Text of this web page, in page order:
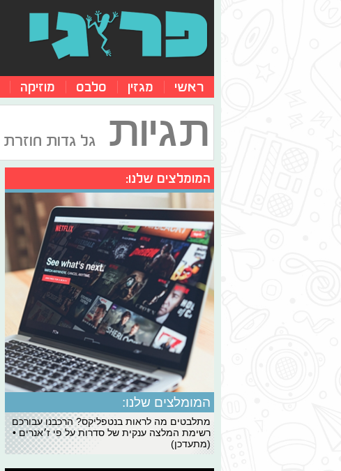
ראשי מגזין סלבס מוזיקה
תגיות גל גדות חוזרת
המומלצים שלנו:
המומלצים שלנו:
מתלבטים מה לראות בנטפליקס? הרכבנו עבורכם
רשימת המלצה ענקית של סדרות על פי ז׳אנרים •
(מתעדכן)